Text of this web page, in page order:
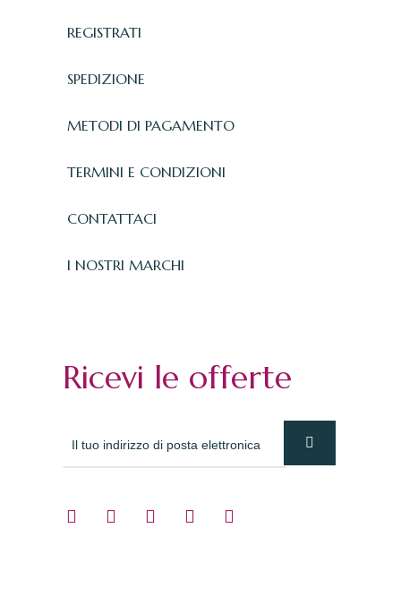
REGISTRATI
SPEDIZIONE
METODI DI PAGAMENTO
TERMINI E CONDIZIONI
CONTATTACI
I NOSTRI MARCHI
Ricevi le offerte